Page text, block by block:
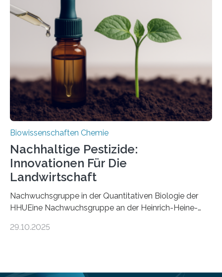
ausgezeichnetem Zustand erhalten. Es konnte als neue
Art einer neuen Gattung beschrieben werden und trägt
nun den Namen Cretosabethes primaevus. Dieser erste
fossile Nachweis einer Stechmückenlarve in Bernstein
stellt gleichzeitig den ersten Fossilfund einer
Mückenlarve aus dem Mesozoikum dar, denn…
Biowissenschaften Chemie
Nachhaltige Pestizide:
Innovationen Für Die
Landwirtschaft
Nachwuchsgruppe in der Quantitativen Biologie der
HHUEine Nachwuchsgruppe an der Heinrich-Heine-
fünf Jahren erforschen, wie Bakterien auf
29.10.2025